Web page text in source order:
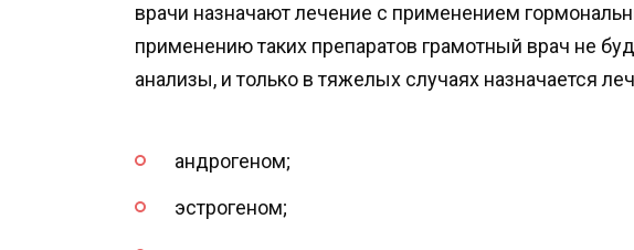
врачи назначают лечение с применением
применению таких препаратов грамотный врач не
анализы, и только в тяжелых случаях назначается
андрогеном;
эстрогеном;